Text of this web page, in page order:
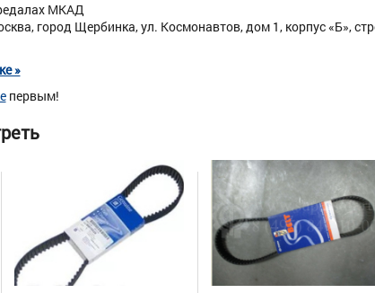
МКАД
город Щербинка, ул. Космонавтов, дом 1, корпус «Б»,
»
первым!